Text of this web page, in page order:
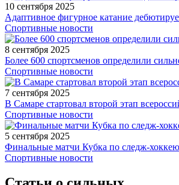
10 сентября 2025
Адаптивное фигурное катание
Спортивные новости
8 сентября 2025
Более 600 спортсменов определили
Спортивные новости
7 сентября 2025
В Самаре стартовал второй этап
Спортивные новости
5 сентября 2025
Финальные матчи Кубка по следж-
Спортивные новости